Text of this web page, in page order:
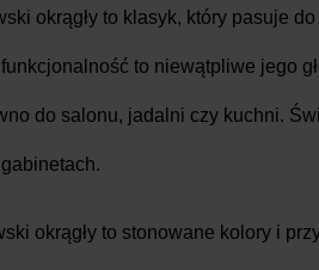
okrągły to klasyk, który pasuje
to niewątpliwe jego
do salonu, jadalni czy kuchni.
okrągły to stonowane kolory i